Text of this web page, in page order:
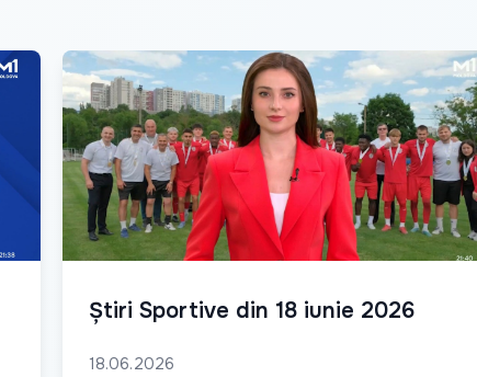
Știri Sportive din 18 iunie 2026
18.06.2026